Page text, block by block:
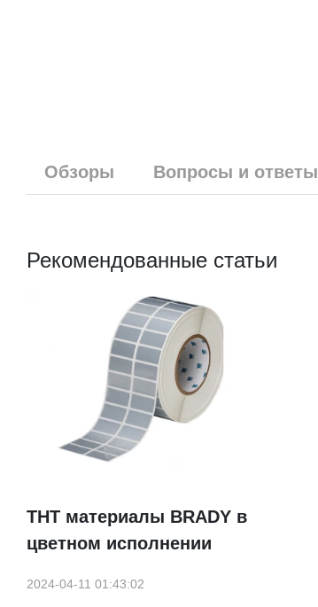
Обзоры Вопросы и ответы
Рекомендованные статьи
THT материалы BRADY в
цветном исполнении
2024-04-11 01:43:02